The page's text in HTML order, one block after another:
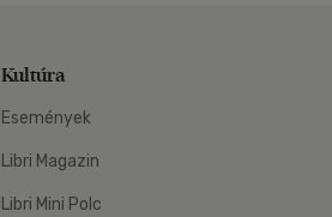
Kultúra
Események
Libri Magazin
Libri Mini Polc